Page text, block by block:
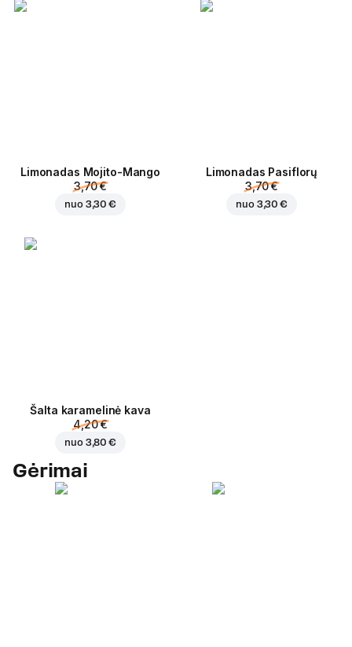
Limonadas Mojito-Mango
3,70 €
nuo 3,30 €
Limonadas Pasiflorų
3,70 €
nuo 3,30 €
Šalta karamelinė kava
4,20 €
nuo 3,80 €
Gėrimai